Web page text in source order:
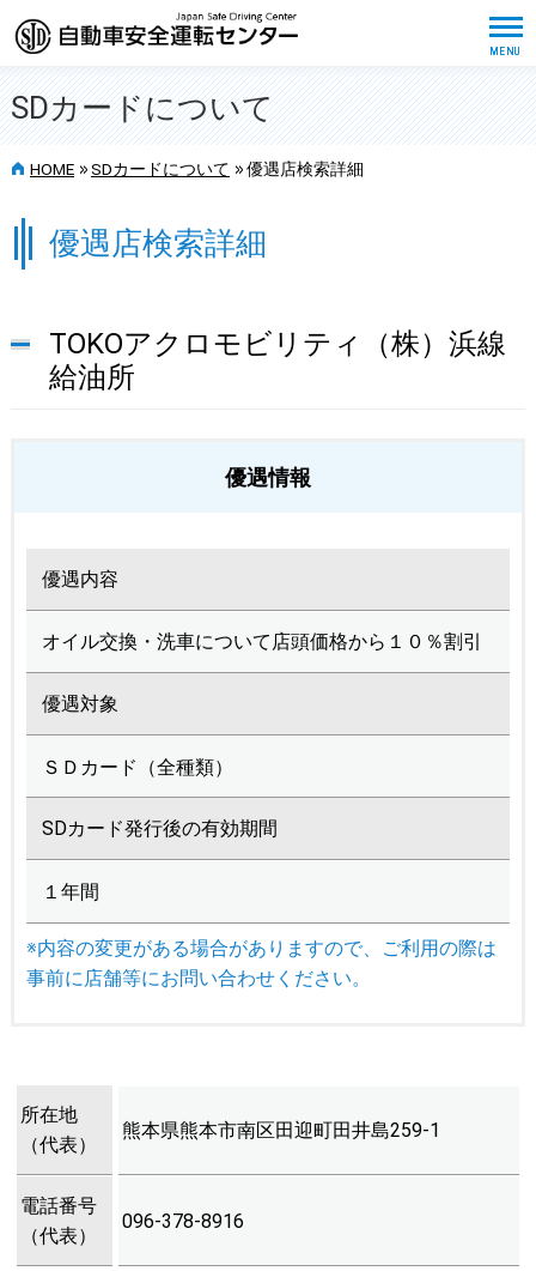
SDカードについて
HOME >> SDカードについて >> 優遇店検索詳細
優遇店検索詳細
TOKOアクロモビリティ（株）浜線
給油所
優遇情報
優遇内容
オイル交換・洗車について店頭価格から１０％割引
優遇対象
ＳＤカード（全種類）
SDカード発行後の有効期間
１年間
※内容の変更がある場合がありますので、ご利用の際は
事前に店舗等にお問い合わせください。
所在地
（代表）
熊本県熊本市南区田迎町田井島259-1
電話番号
（代表）
096-378-8916